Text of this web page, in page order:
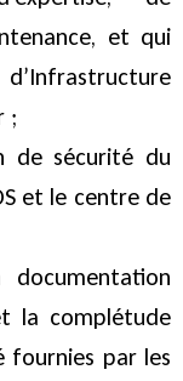
et qui
;
de sécurité du
et le centre de
la complétude
fournies par les